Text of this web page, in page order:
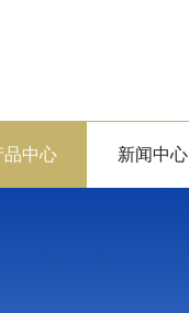
品中心 新闻中心